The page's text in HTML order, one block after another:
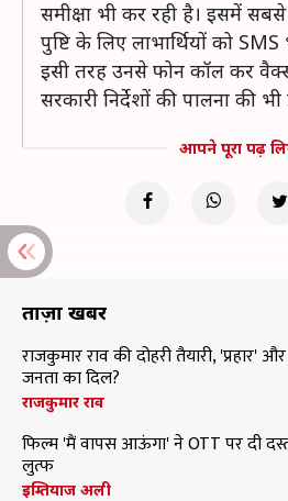
समीक्षा भी कर रही है। इसमें
पुष्टि के लिए लाभार्थियों को
इसी तरह उनसे फोन कॉल कर
सरकारी निर्देशों की पालना की भी
आपने पूरा पढ़
ताज़ा खबरें
राजकुमार राव की दोहरी तैयारी,
जनता का दिल?
राजकुमार राव
फिल्म 'मैं वापस आऊंगा' ने OTT पर दी
लुत्फ
इम्तियाज अली